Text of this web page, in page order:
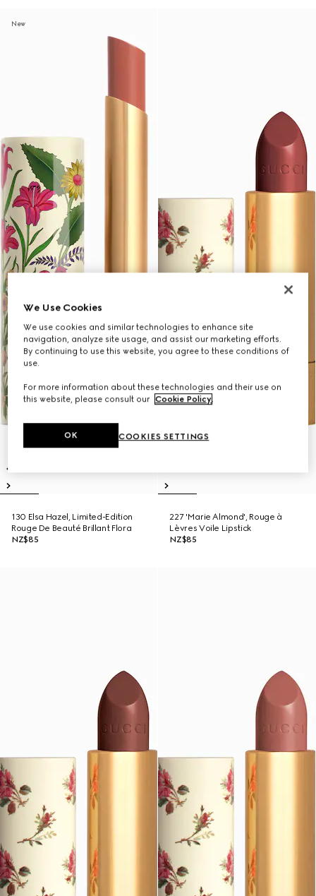
New
130 Elsa Hazel, Limited-Edition
Rouge De Beauté Brillant Flora
NZ$85
227 'Marie Almond', Rouge à
Lèvres Voile Lipstick
NZ$85
We Use Cookies
We use cookies and similar technologies to enhance site
navigation, analyze site usage, and assist our marketing efforts.
By continuing to use this website, you agree to these conditions of
use.
For more information about these technologies and their use on
this website, please consult our Cookie Policy.
COOKIES SETTINGS
OK